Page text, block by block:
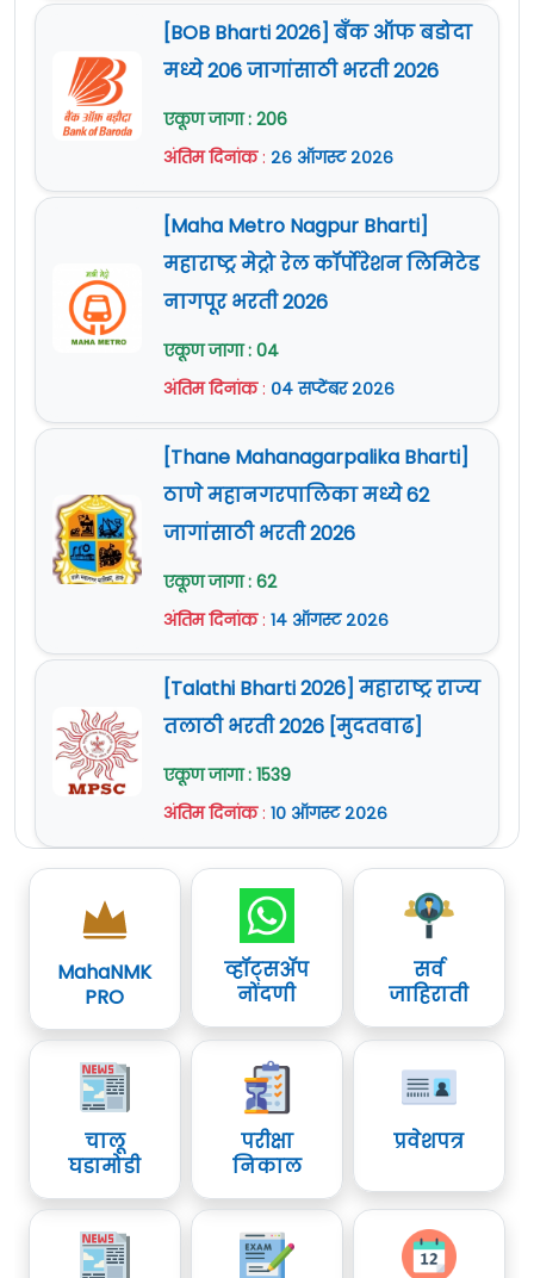
[BOB Bharti 2026] बँक ऑफ बडोदा
मध्ये 206 जागांसाठी भरती 2026
एकूण जागा : 206
अंतिम दिनांक: २६ ऑगस्ट २०२६
[Maha Metro Nagpur Bharti]
महाराष्ट्र मेट्रो रेल कॉर्पोरेशन लिमिटेड
नागपूर भरती 2026
एकूण जागा : 04
अंतिम दिनांक: ०४ सप्टेंबर २०२६
[Thane Mahanagarpalika Bharti]
ठाणे महानगरपालिका मध्ये 62
जागांसाठी भरती 2026
एकूण जागा : 62
अंतिम दिनांक: १४ ऑगस्ट २०२६
[Talathi Bharti 2026] महाराष्ट्र राज्य
तलाठी भरती 2026 [मुदतवाढ]
एकूण जागा : 1539
अंतिम दिनांक: १० ऑगस्ट २०२६
MahaNMK
PRO
व्हॉट्सॲप
नोंदणी
सर्व
जाहिराती
चालू
घडामोडी
परीक्षा
निकाल
प्रवेशपत्र